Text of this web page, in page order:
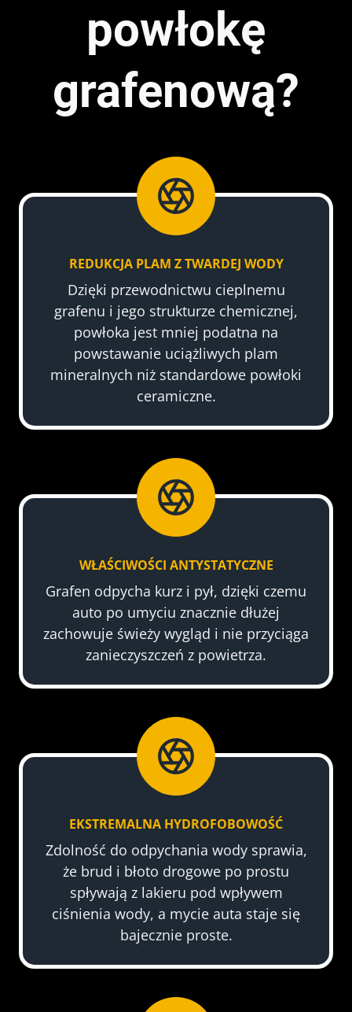
powłokę
grafenową?
REDUKCJA PLAM Z TWARDEJ WODY
Dzięki przewodnictwu cieplnemu
grafenu i jego strukturze chemicznej,
powłoka jest mniej podatna na
powstawanie uciążliwych plam
mineralnych niż standardowe powłoki
ceramiczne.
WŁAŚCIWOŚCI ANTYSTATYCZNE
Grafen odpycha kurz i pył, dzięki czemu
auto po umyciu znacznie dłużej
zachowuje świeży wygląd i nie przyciąga
zanieczyszczeń z powietrza.
EKSTREMALNA HYDROFOBOWOŚĆ
Zdolność do odpychania wody sprawia,
że brud i błoto drogowe po prostu
spływają z lakieru pod wpływem
ciśnienia wody, a mycie auta staje się
bajecznie proste.